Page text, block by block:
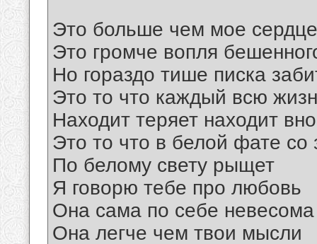
Это больше чем мое
Это громче вопля
Но гораздо тише писка
Это то что каждый всю
Находит теряет находит
Это то что в белой фате
По белому свету рыщет
Я говорю тебе про любовь
Она сама по себе невесома
Она легче чем твои мысли